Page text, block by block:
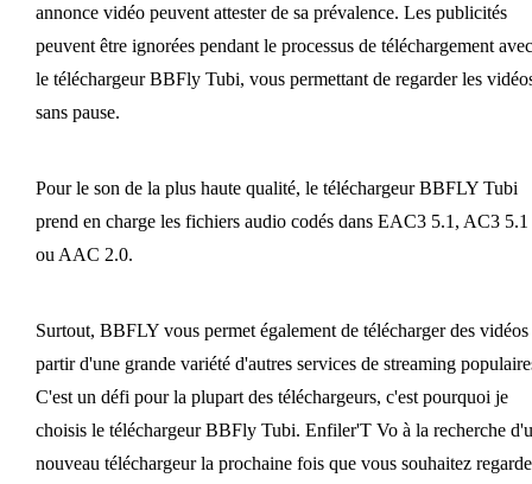
annonce vidéo peuvent attester de sa prévalence. Les publicités
peuvent être ignorées pendant le processus de téléchargement avec
le téléchargeur BBFly Tubi, vous permettant de regarder les
sans pause.
Pour le son de la plus haute qualité, le téléchargeur BBFLY Tubi
prend en charge les fichiers audio codés dans EAC3 5.1, AC3 5.1
ou AAC 2.0.
Surtout, BBFLY vous permet également de télécharger des vidéos
partir d'une grande variété d'autres services de streaming
C'est un défi pour la plupart des téléchargeurs, c'est pourquoi je
choisis le téléchargeur BBFly Tubi. Enfiler'T Vo à la recherche
nouveau téléchargeur la prochaine fois que vous souhaitez